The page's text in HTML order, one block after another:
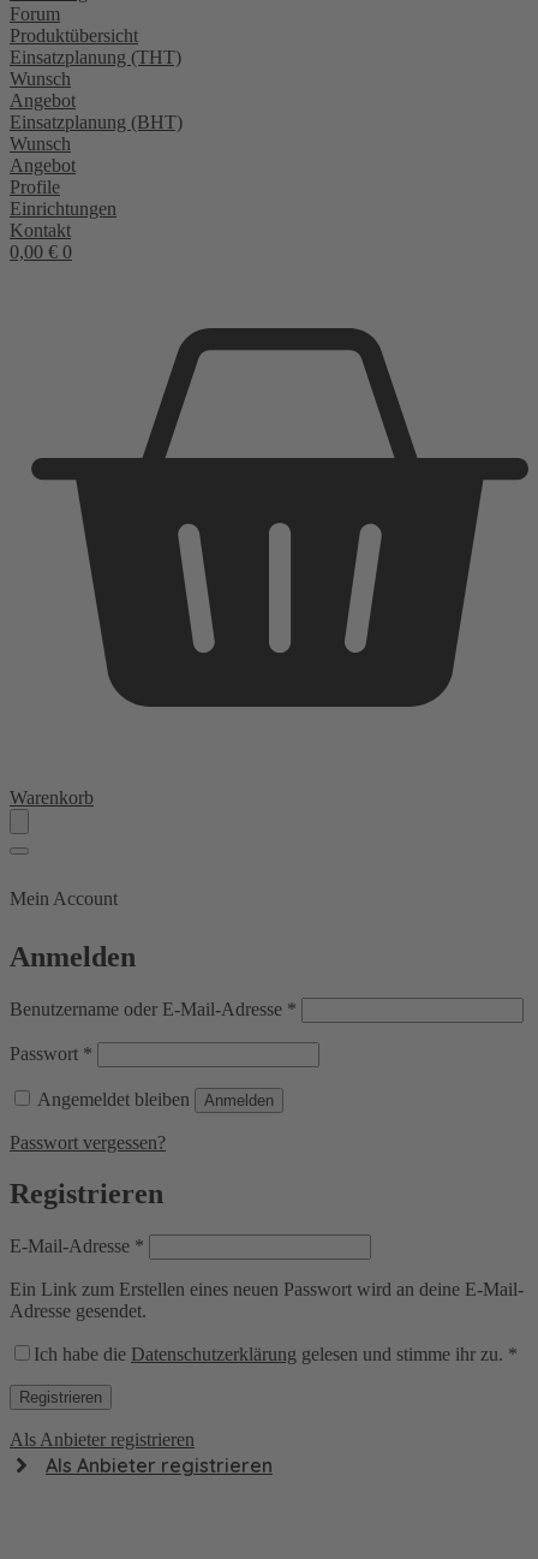
Forum
Produktübersicht
Einsatzplanung (THT)
Wunsch
Angebot
Einsatzplanung (BHT)
Wunsch
Angebot
Profile
Einrichtungen
Kontakt
0,00 € 0
Warenkorb
Mein Account
Anmelden
Benutzername oder E-Mail-Adresse *
Passwort *
Angemeldet bleiben Anmelden
Passwort vergessen?
Registrieren
E-Mail-Adresse *
Ein Link zum Erstellen eines neuen Passwort wird an deine E-Mail-
Adresse gesendet.
Ich habe die Datenschutzerklärung gelesen und stimme ihr zu. *
Registrieren
Als Anbieter registrieren
Als Anbieter registrieren